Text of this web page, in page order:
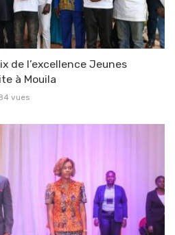
de l’excellence Jeunes
à Mouila
vues